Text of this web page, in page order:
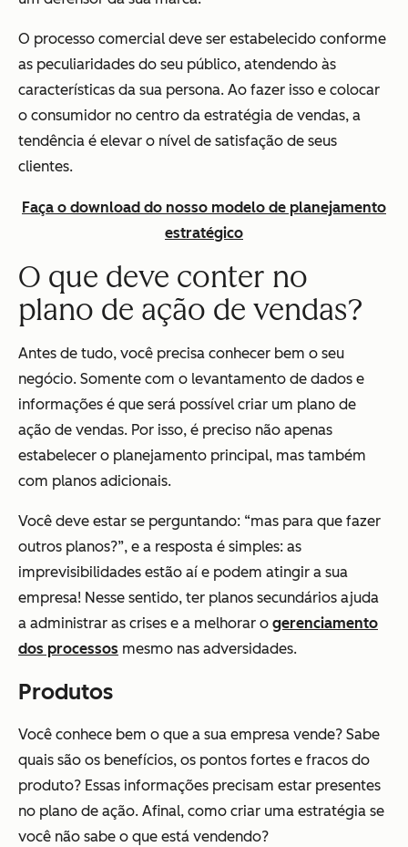
O processo comercial deve ser estabelecido conforme
as peculiaridades do seu público, atendendo às
características da sua persona. Ao fazer isso e colocar
o consumidor no centro da estratégia de vendas, a
tendência é elevar o nível de satisfação de seus
clientes.
Faça o download do nosso modelo de planejamento
estratégico
O que deve conter no
plano de ação de vendas?
Antes de tudo, você precisa conhecer bem o seu
negócio. Somente com o levantamento de dados e
informações é que será possível criar um plano de
ação de vendas. Por isso, é preciso não apenas
estabelecer o planejamento principal, mas também
com planos adicionais.
Você deve estar se perguntando: “mas para que fazer
outros planos?”, e a resposta é simples: as
imprevisibilidades estão aí e podem atingir a sua
empresa! Nesse sentido, ter planos secundários ajuda
a administrar as crises e a melhorar o gerenciamento
dos processos mesmo nas adversidades.
Produtos
Você conhece bem o que a sua empresa vende? Sabe
quais são os benefícios, os pontos fortes e fracos do
produto? Essas informações precisam estar presentes
no plano de ação. Afinal, como criar uma estratégia se
você não sabe o que está vendendo?